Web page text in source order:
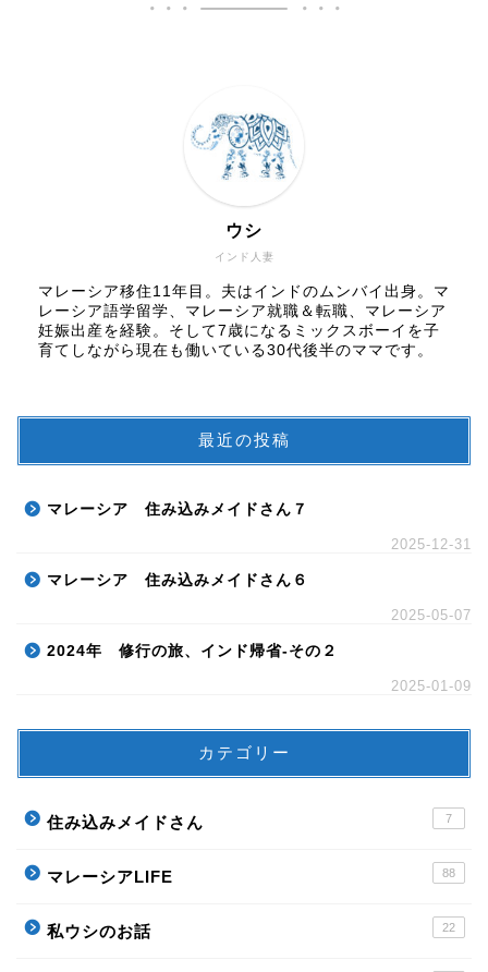
インド人妻
ウシ
マレーシア移住11年目。夫はインドのムンバイ出身。マ
レーシア語学留学、マレーシア就職＆転職、マレーシア
妊娠出産を経験。そして7歳になるミックスボーイを子
育てしながら現在も働いている30代後半のママです。
最近の投稿
マレーシア 住み込みメイドさん７
2025-12-31
マレーシア 住み込みメイドさん６
2025-05-07
2024年 修行の旅、インド帰省-その２
2025-01-09
カテゴリー
住み込みメイドさん 7
マレーシアLIFE 88
私ウシのお話 22